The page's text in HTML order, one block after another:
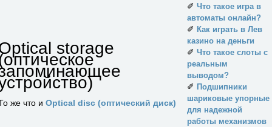
storage
же что и Optical disc (оптический диск)
✐ Что такое игра в
автоматы онлайн?
✐ Как играть в Лев
казино на деньги
✐ Что такое слоты с
реальным
выводом?
✐ Подшипники
шариковые упорные
для надежной
работы механизмов